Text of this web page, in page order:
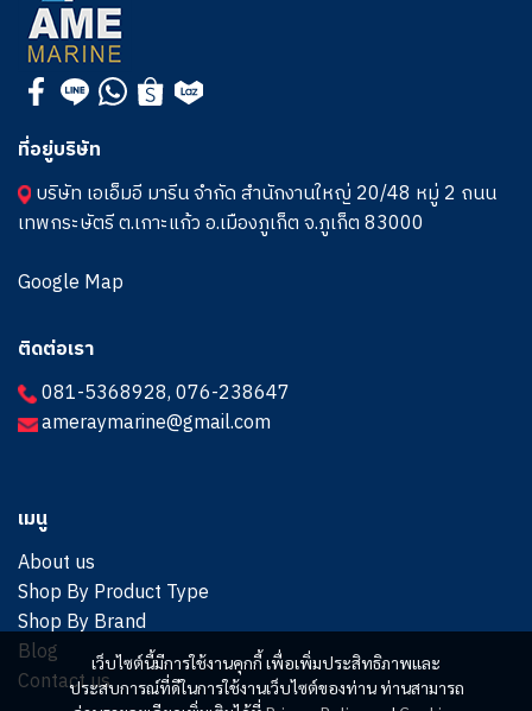
เว็บไซต์นี้มีการใช้งานคุกกี้ เพื่อเพิ่มประสิทธิภาพและ
ประสบการณ์ที่ดีในการใช้งานเว็บไซต์ของท่าน ท่านสามารถ
ที่อยู่บริษัท
บริษัท เอเอ็มอี มารีน จำกัด สำนักงานใหญ่ 20/48 หมู่ 2 ถนน
เทพกระษัตรี ต.เกาะแก้ว อ.เมืองภูเก็ต จ.ภูเก็ต 83000
Google Map
ติดต่อเรา
081-5368928,076-238647
ameraymarine@gmail.com
เมนู
About us
Shop By Product Type
Shop By Brand
Blog
Contact us